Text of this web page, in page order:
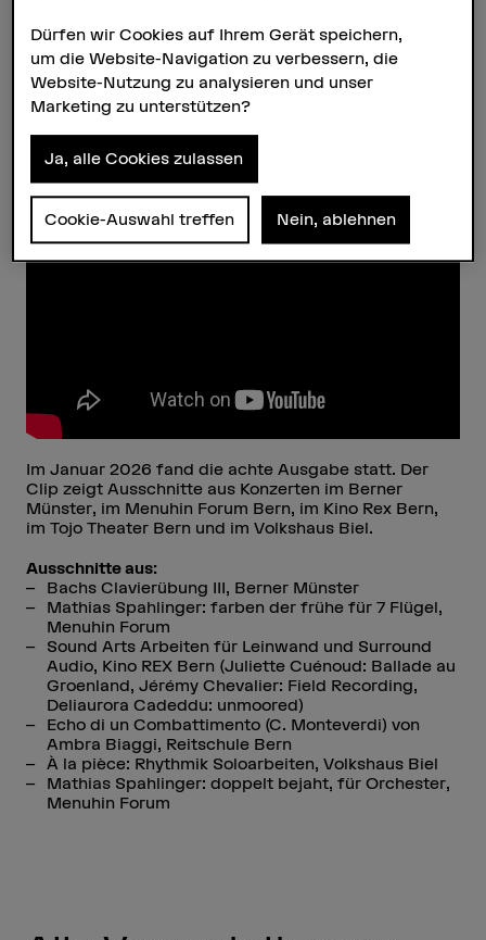
zeigt und gleichzeitig als
Testgelände für neue Formate
dienen kann.
Rückblick 2026
Im Januar 2026 fand die achte Ausgabe statt. Der
Clip zeigt Ausschnitte aus Konzerten im Berner
Münster, im Menuhin Forum Bern, im Kino Rex Bern,
im Tojo Theater Bern und im Volkshaus Biel.
Ausschnitte aus:
Bachs Clavierübung III, Berner Münster
Mathias Spahlinger: farben der frühe für 7 Flügel,
Menuhin Forum
Sound Arts Arbeiten für Leinwand und Surround
Audio, Kino REX Bern (Juliette Cuénoud: Ballade au
Groenland, Jérémy Chevalier: Field Recording,
Deliaurora Cadeddu: unmoored)
Echo di un Combattimento (C. Monteverdi) von
Ambra Biaggi, Reitschule Bern
À la pièce: Rhythmik Soloarbeiten, Volkshaus Biel
Mathias Spahlinger: doppelt bejaht, für Orchester,
Menuhin Forum
Dürfen wir Cookies auf Ihrem Gerät speichern,
um die Website-Navigation zu verbessern, die
Website-Nutzung zu analysieren und unser
Marketing zu unterstützen?
Ja, alle Cookies zulassen
Cookie-Auswahl treffen Nein, ablehnen